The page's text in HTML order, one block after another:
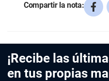
Compartir la nota:
¡Recibe las
en tus propias